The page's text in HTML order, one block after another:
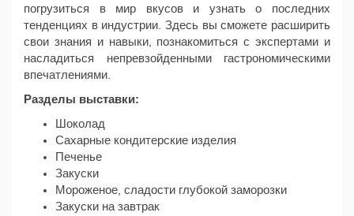
погрузиться в мир вкусов и узнать о последних
тенденциях в индустрии. Здесь вы сможете расширить
свои знания и навыки, познакомиться с экспертами и
насладиться непревзойденными гастрономическими
впечатлениями.
Разделы выставки:
Шоколад
Сахарные кондитерские изделия
Печенье
Закуски
Мороженое, сладости глубокой заморозки
Закуски на завтрак